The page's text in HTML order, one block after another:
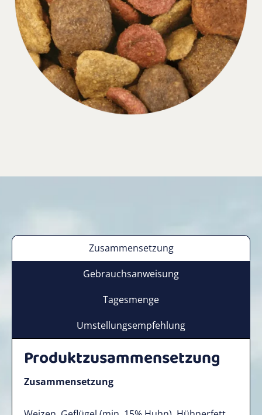
Zusammensetzung
Gebrauchsanweisung
Tagesmenge
Umstellungsempfehlung
Produktzusammensetzung
Zusammensetzung